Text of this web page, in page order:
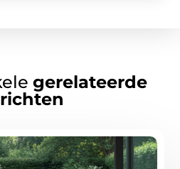
gerelateerde